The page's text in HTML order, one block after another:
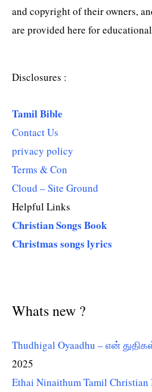
and copyright of their owners,
are provided here for
Disclosures :
Tamil Bible
Contact Us
privacy policy
Terms & Con
Cloud – Site Ground
Helpful Links
Christian Songs Book
Christmas songs lyrics
Whats new ?
Thudhigal Oyaadhu – என்
2025
Ethai Ninaithum Tamil Christian